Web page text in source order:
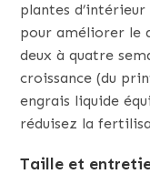
plantes
pour améliorer le
deux à quatre
croissance (du
engrais liquide
réduisez la
Taille et